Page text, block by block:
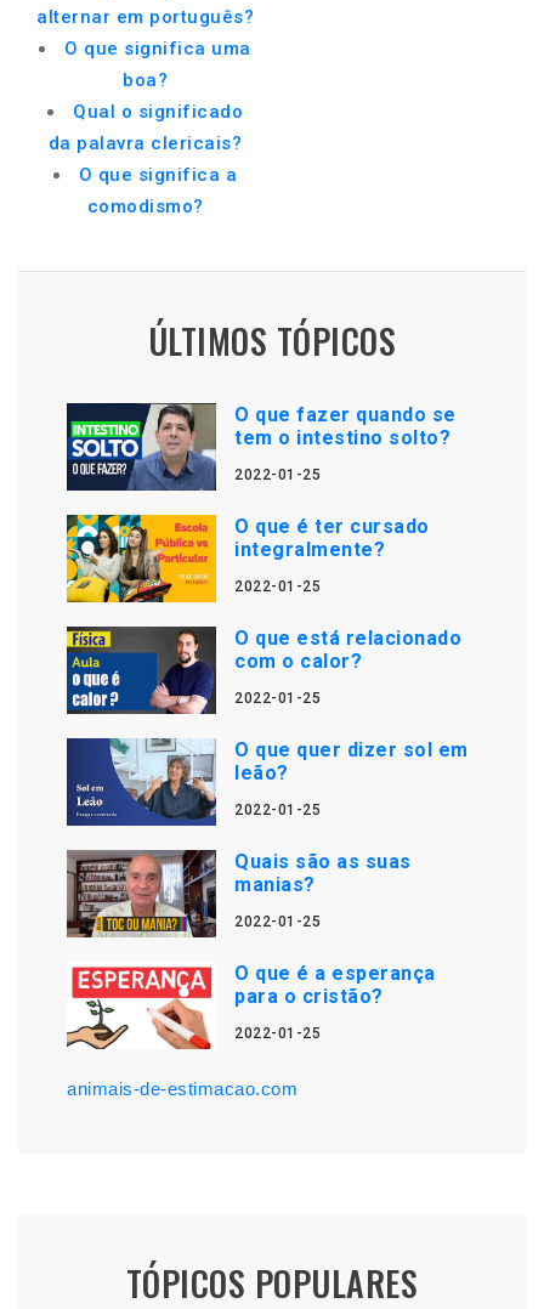
alternar em português?
O que significa uma
boa?
Qual o significado
da palavra clericais?
O que significa a
comodismo?
ÚLTIMOS TÓPICOS
O que fazer quando se
tem o intestino solto?
2022-01-25
O que é ter cursado
integralmente?
2022-01-25
O que está relacionado
com o calor?
2022-01-25
O que quer dizer sol em
leão?
2022-01-25
Quais são as suas
manias?
2022-01-25
O que é a esperança
para o cristão?
2022-01-25
animais-de-estimacao.com
TÓPICOS POPULARES